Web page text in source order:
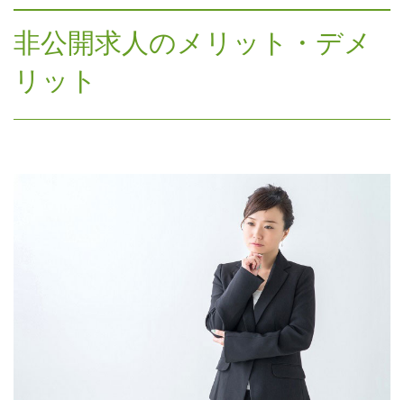
非公開求人のメリット・デメ
リット